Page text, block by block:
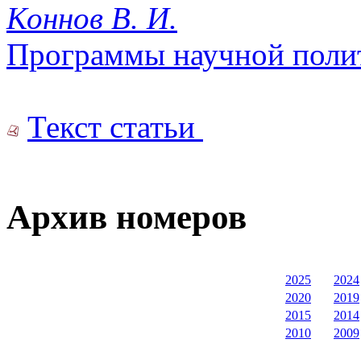
Коннов В. И.
Программы научной
Текст статьи
Архив номеров
2025
2024
2020
2019
2015
2014
2010
2009